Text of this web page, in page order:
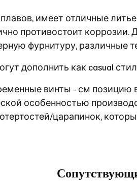
имеет отличные
противостоит коррозии.
фурнитуру, различные
дополнить как casual
винты - см позицию
особенностью
царапинок,